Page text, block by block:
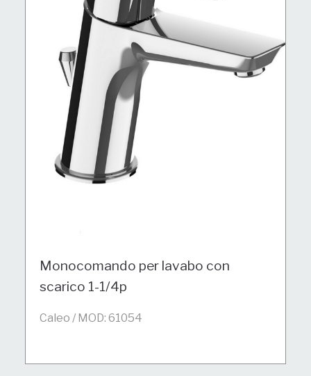
Monocomando per lavabo con
scarico 1-1/4p
Caleo / MOD: 61054